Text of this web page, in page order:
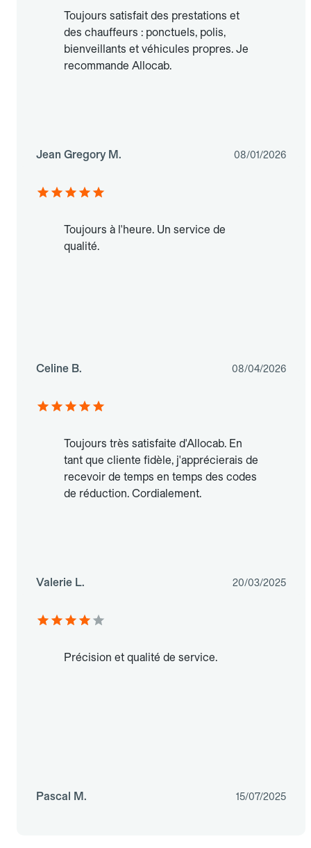
Toujours satisfait des prestations et
des chauffeurs : ponctuels, polis,
bienveillants et véhicules propres. Je
recommande Allocab.
Jean Gregory M. 08/01/2026
Toujours à l'heure. Un service de
qualité.
Celine B. 08/04/2026
Toujours très satisfaite d'Allocab. En
tant que cliente fidèle, j'apprécierais de
recevoir de temps en temps des codes
de réduction. Cordialement.
Valerie L. 20/03/2025
Précision et qualité de service.
Pascal M. 15/07/2025